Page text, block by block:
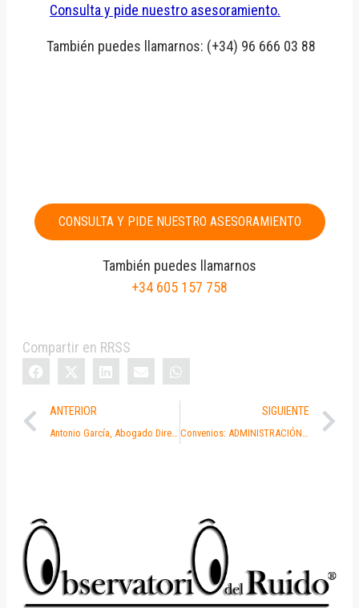
Consulta y pide nuestro asesoramiento.
También puedes llamarnos: (+34) 96 666 03 88
CONSULTA Y PIDE NUESTRO ASESORAMIENTO
También puedes llamarnos
+34 605 157 758
Compartir en RRSS
ANTERIOR
Antonio García, Abogado Director de Abogado del Ruido, recibe la Medalla de Oro Europea al merito en el Trabajo.
SIGUIENTE
Convenios: ADMINISTRACIÓN DE FINCAS BLINDADA FRENTE AL RUIDO.